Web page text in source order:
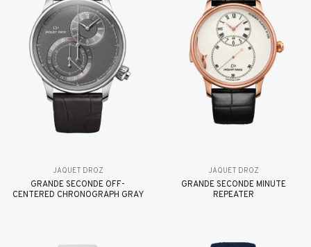
JAQUET DROZ
GRANDE SECONDE OFF-
CENTERED CHRONOGRAPH GRAY
JAQUET DROZ
GRANDE SECONDE MINUTE
REPEATER